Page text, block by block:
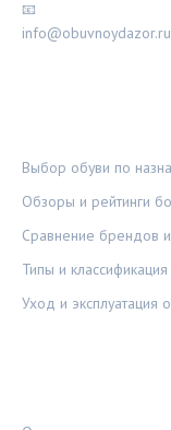
📧
info@obuvnoydazor.ru
Выбор обуви по
Обзоры и рейтинги
Сравнение брендов
Типы и
Уход и эксплуатация